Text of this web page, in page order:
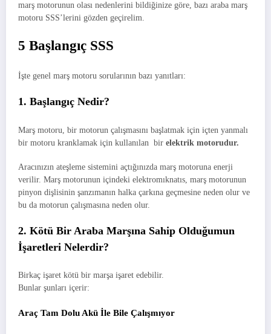
marş motorunun olası nedenlerini bildiğinize göre, bazı araba marş
motoru SSS’lerini gözden geçirelim.
5 Başlangıç ​​SSS
İşte genel marş motoru sorularının bazı yanıtları:
1. Başlangıç ​​Nedir?
Marş motoru, bir motorun çalışmasını başlatmak için içten yanmalı
bir motoru kranklamak için kullanılan bir elektrik motorudur.
Aracınızın ateşleme sistemini açtığınızda marş motoruna enerji
verilir. Marş motorunun içindeki elektromıknatıs, marş motorunun
pinyon dişlisinin şanzımanın halka çarkına geçmesine neden olur ve
bu da motorun çalışmasına neden olur.
2. Kötü Bir Araba Marşına Sahip Olduğumun
İşaretleri Nelerdir?
Birkaç işaret kötü bir marşa işaret edebilir.
Bunlar şunları içerir:
Araç Tam Dolu Akü İle Bile Çalışmıyor